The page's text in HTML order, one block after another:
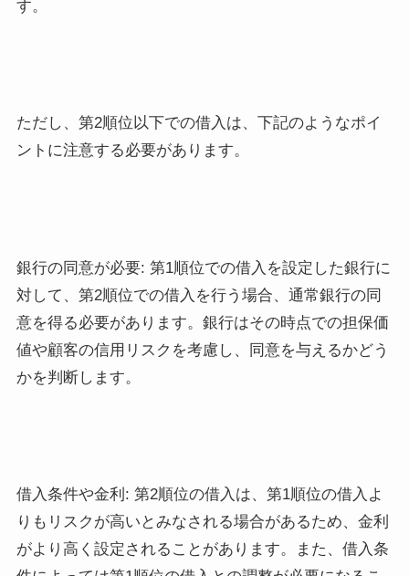
す。
ただし、第2順位以下での借入は、下記のようなポイ
ントに注意する必要があります。
銀行の同意が必要: 第1順位での借入を設定した銀行に
対して、第2順位での借入を行う場合、通常銀行の同
意を得る必要があります。銀行はその時点での担保価
値や顧客の信用リスクを考慮し、同意を与えるかどう
かを判断します。
借入条件や金利: 第2順位の借入は、第1順位の借入よ
りもリスクが高いとみなされる場合があるため、金利
がより高く設定されることがあります。また、借入条